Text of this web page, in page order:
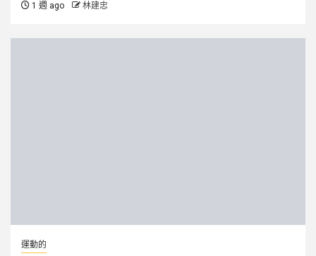
1 週 ago 林建忠
運動的